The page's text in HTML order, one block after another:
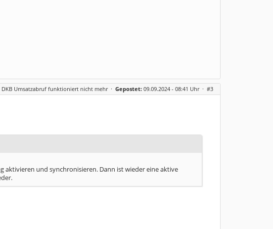
DKB Umsatzabruf funktioniert nicht mehr· Gepostet: 09.09.2024 - 08:41 Uhr · #3
aktivieren und synchronisieren. Dann ist wieder eine aktive